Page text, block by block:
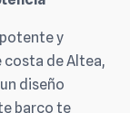
y
costa de Altea,
diseño
barco te